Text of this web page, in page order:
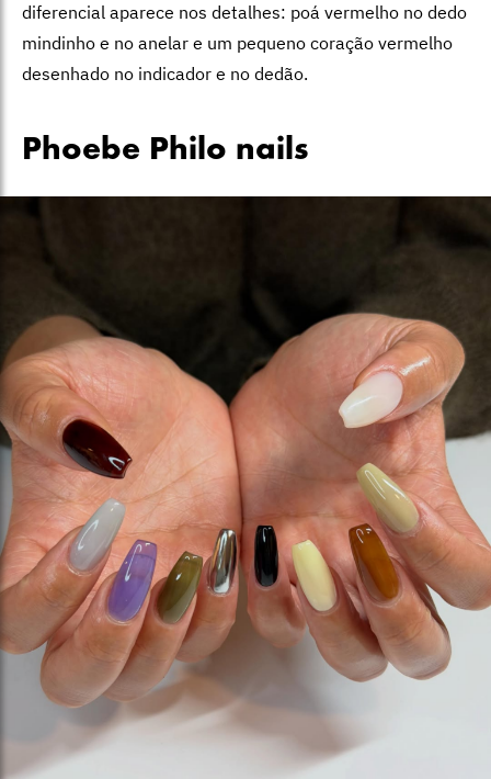
diferencial aparece nos detalhes: poá vermelho no dedo
mindinho e no anelar e um pequeno coração vermelho
desenhado no indicador e no dedão.
Phoebe Philo nails